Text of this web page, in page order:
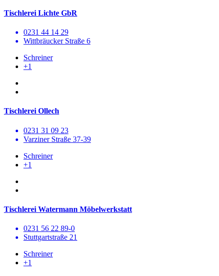
Tischlerei Lichte GbR
0231 44 14 29
Wittbräucker Straße 6
Schreiner
+1
Tischlerei Ollech
0231 31 09 23
Varziner Straße 37-39
Schreiner
+1
Tischlerei Watermann Möbelwerkstatt
0231 56 22 89-0
Stuttgartstraße 21
Schreiner
+1